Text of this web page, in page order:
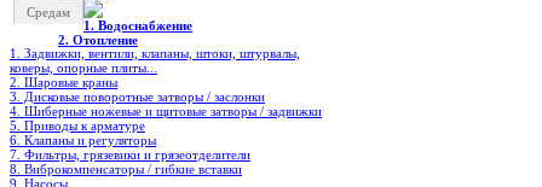
Средам
1. Водоснабжение
2. Отопление
1. Задвижки, вентили, клапаны, штоки, штурвалы,
коверы, опорные плиты...
2. Шаровые краны
3. Дисковые поворотные затворы / заслонки
4. Шиберные ножевые и щитовые затворы / задвижки
5. Приводы к арматуре
6. Клапаны и регуляторы
7. Фильтры, грязевики и грязеотделители
8. Виброкомпенсаторы / гибкие вставки
9. Насосы